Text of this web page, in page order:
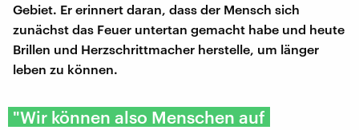
Gebiet. Er erinnert daran, dass der Mensch sich
zunächst das Feuer untertan gemacht habe und heute
Brillen und Herzschrittmacher herstelle, um länger
leben zu können.
"Wir können also Menschen auf